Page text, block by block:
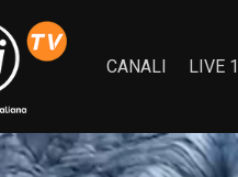
CANALI LIVE 1